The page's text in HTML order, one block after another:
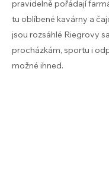
pravidelně pořádají
tu oblíbené kavárny a
jsou rozsáhlé Riegrovy
procházkám, sportu i
možné ihned.